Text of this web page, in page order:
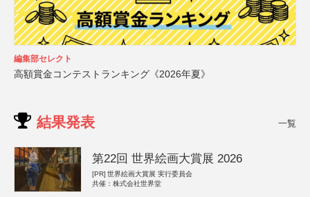
編集部セレクト
高額賞金コンテストランキング《2026年夏》
結果発表 一覧
第22回 世界絵画大賞展 2026
[PR] 世界絵画大賞展 実行委員会
共催：株式会社世界堂